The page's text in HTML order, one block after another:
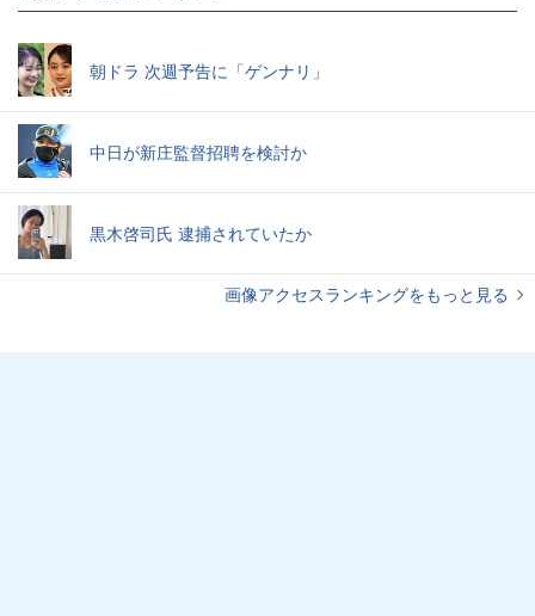
朝ドラ 次週予告に「ゲンナリ」
中日が新庄監督招聘を検討か
黒木啓司氏 逮捕されていたか
画像アクセスランキングをもっと見る